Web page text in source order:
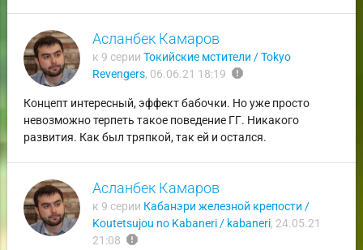
Асланбек Камаров
к 9 серии Токийские мстители / Tokyo
Revengers, 06.06.21 18:19 report
Концепт интересный, эффект бабочки. Но уже просто
невозможно терпеть такое поведение ГГ. Никакого
развития. Как был тряпкой, так ей и остался.
Асланбек Камаров
к 9 серии Кабанэри железной крепости /
Koutetsujou no Kabaneri / kabaneri, 24.05.21
21:08 report